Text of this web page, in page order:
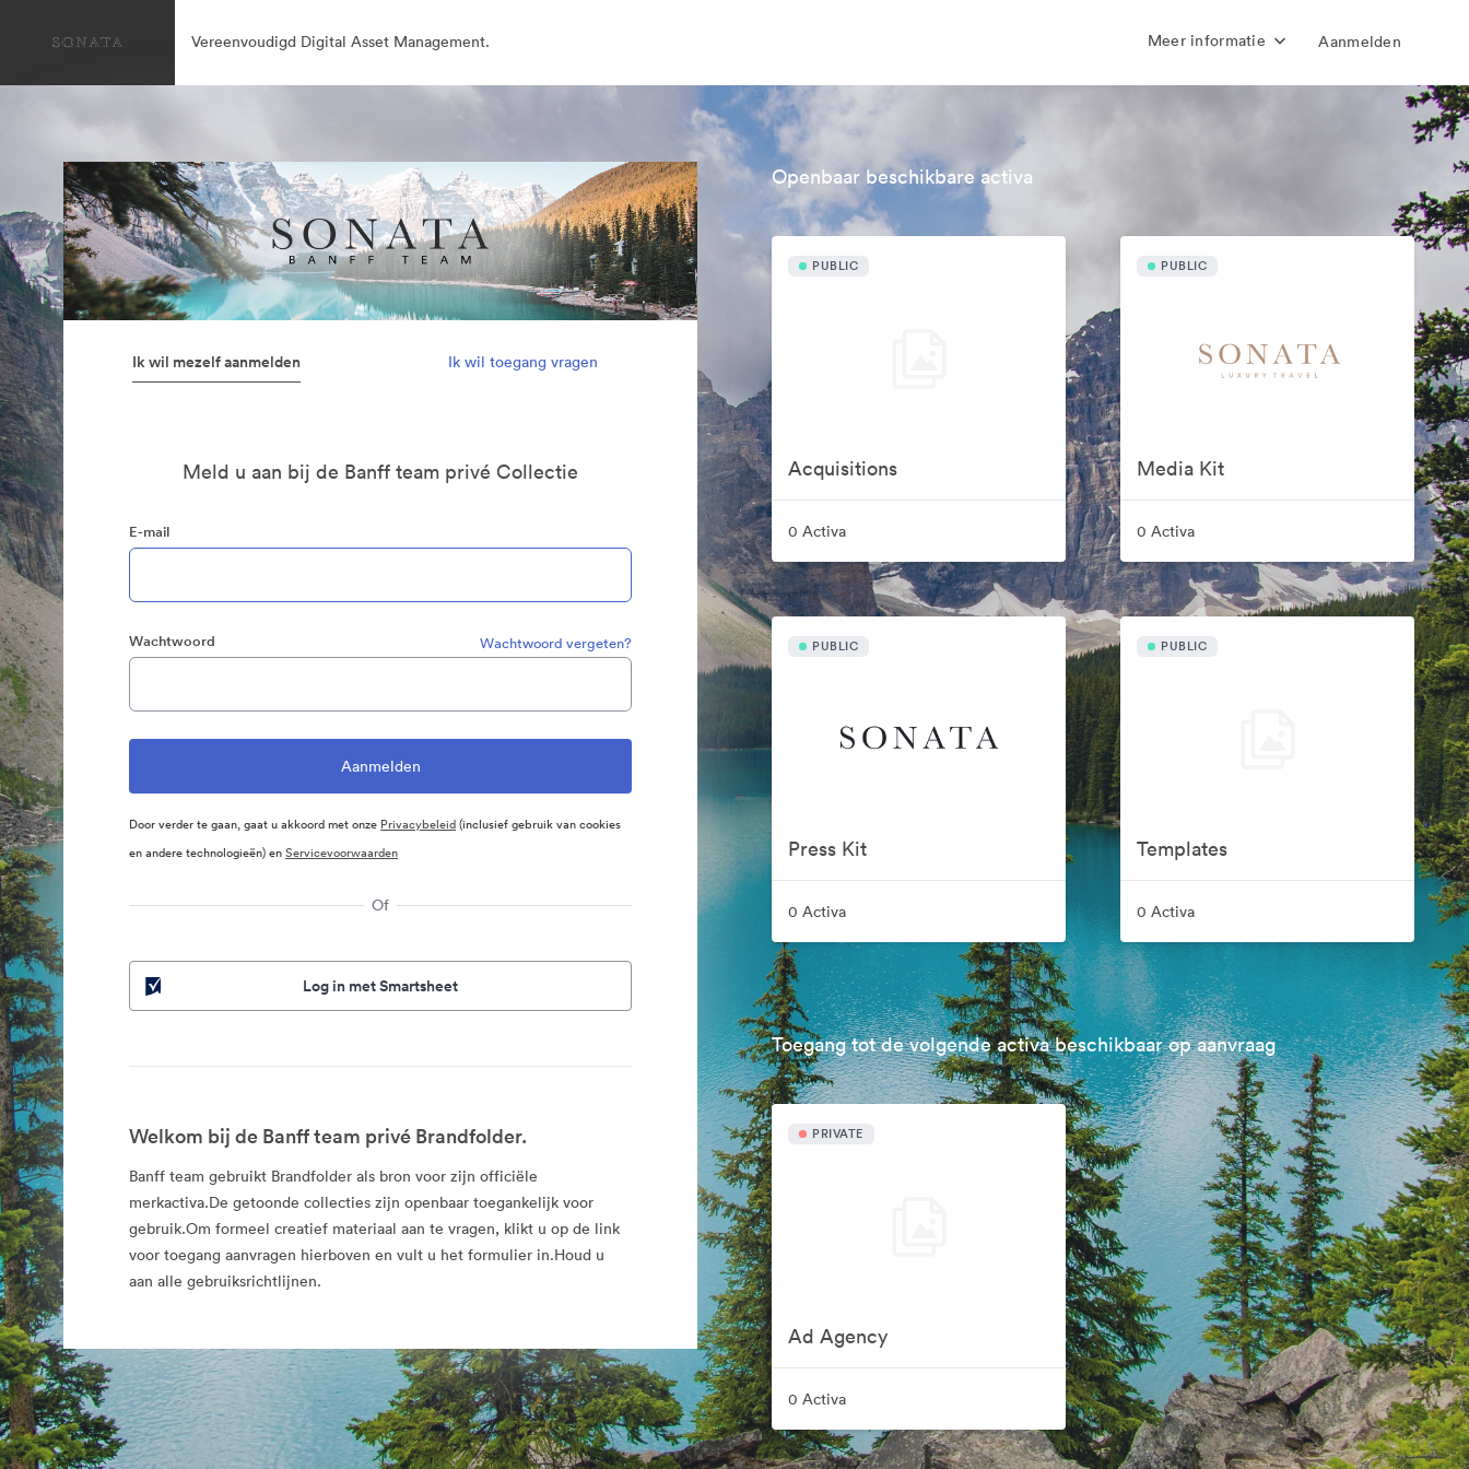
Vereenvoudigd Digital Asset Management. Meer informatie Aanmelden
Ik wil mezelf aanmelden Ik wil toegang vragen
Meld u aan bij de Banff team privé Collectie
E-mail
Wachtwoord Wachtwoord vergeten?
Door verder te gaan, gaat u akkoord met onze Privacybeleid(inclusief gebruik van cookies
en andere technologieën) enServicevoorwaarden
Of
Log in met Smartsheet
Welkom bij de Banff team privé Brandfolder.
Banff team gebruikt Brandfolder als bron voor zijn officiële
merkactiva.De getoonde collecties zijn openbaar toegankelijk voor
gebruik.Om formeel creatief materiaal aan te vragen, klikt u op de link
voor toegang aanvragen hierboven en vult u het formulier in.Houd u
aan alle gebruiksrichtlijnen.
Openbaar beschikbare activa
PUBLIC
Acquisitions
0 Activa
PUBLIC
Media Kit
0 Activa
PUBLIC
Press Kit
0 Activa
PUBLIC
Templates
0 Activa
Toegang tot de volgende activa beschikbaar op aanvraag
PRIVATE
Ad Agency
0 Activa